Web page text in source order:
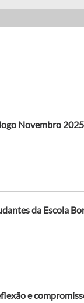
Novembro 2025
da Escola
e